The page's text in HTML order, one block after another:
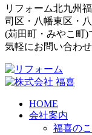
リフォーム北九州
司区 ・ 八幡東区 ・
(苅田町 ・ みやこ町)
気軽にお問い合わせ
HOME
会社案内
福喜の